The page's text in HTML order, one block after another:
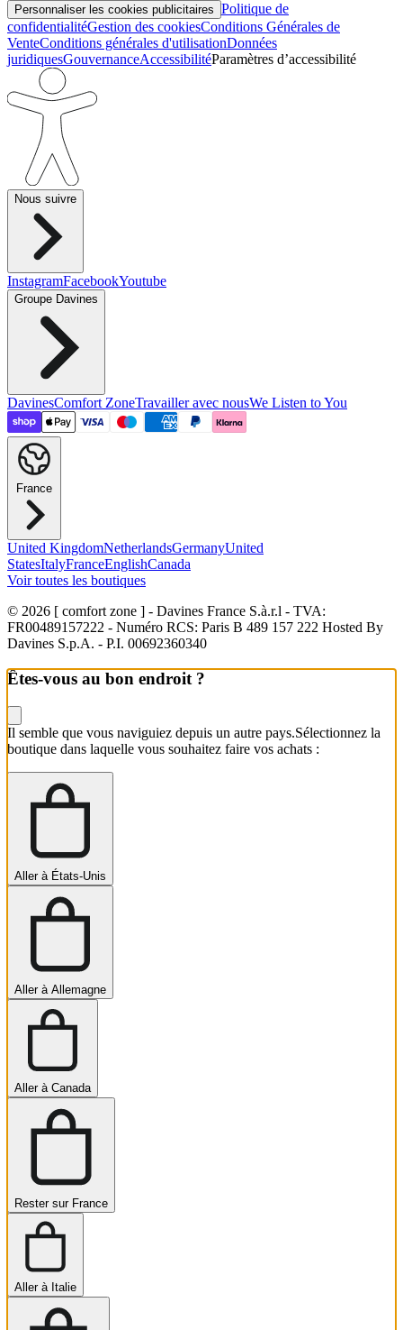
Personnaliser les cookies publicitaires Politique de
confidentialitéGestion des cookiesConditions Générales de
VenteConditions générales d'utilisationDonnées
juridiquesGouvernanceAccessibilitéParamètres d’accessibilité
Nous suivre
InstagramFacebookYoutube
Groupe Davines
DavinesComfort ZoneTravailler avec nousWe Listen to You
France
United KingdomNetherlandsGermanyUnited
StatesItalyFranceEnglishCanada
Voir toutes les boutiques
© 2026 [ comfort zone ] - Davines France S.à.r.l - TVA:
FR00489157222 - Numéro RCS: Paris B 489 157 222 Hosted By
Davines S.p.A. - P.I. 00692360340
Êtes-vous au bon endroit ?
Il semble que vous naviguiez depuis un autre pays.Sélectionnez la
boutique dans laquelle vous souhaitez faire vos achats :
Aller à États-Unis
Aller à Allemagne
Aller à Canada
Rester sur France
Aller à Italie